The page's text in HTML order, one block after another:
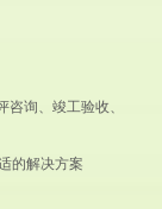
询、竣工验收、
的解决方案